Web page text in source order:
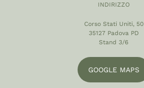
INDIRIZZO
Corso Stati Uniti, 50
35127 Padova PD
Stand 3/6
GOOGLE MAPS